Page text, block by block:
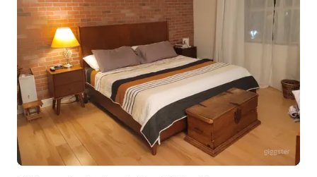
du mobilier desig